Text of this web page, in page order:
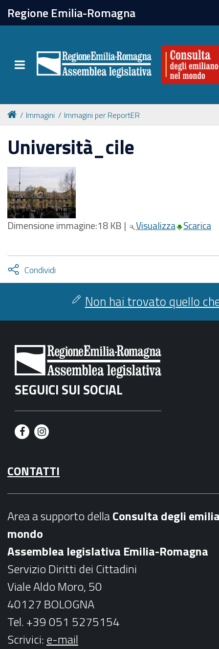
Regione Emilia-Romagna
Toggle navigation
chiudi
Attività
Per chi vive all'estero
Newsletter
Immagini Immagini per ReportER
Università_cile
Dimensione immagine:18 KB | Visualizza Scarica
Condividi
facebook
twitter
Attiva
condividi
Non hai trovato quello
SEGUICI SUI SOCIAL
F
c
e
k
I
s
t
a
m
CONTATTI
Area a supporto dellaConsulta degli
mondo
Assemblea legislativa Emilia-Romagna
Servizio Diritti dei Cittadini
Viale Aldo Moro, 50
40127 BOLOGNA
Tel. +39 051 5275154
Scrivici:e-mail